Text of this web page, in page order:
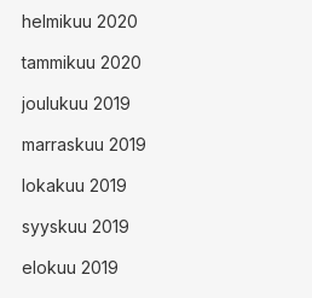
helmikuu 2020
tammikuu 2020
joulukuu 2019
marraskuu 2019
lokakuu 2019
syyskuu 2019
elokuu 2019